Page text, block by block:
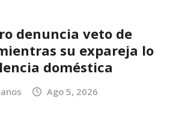
denuncia veto de
su expareja lo
doméstica
Ago 5, 2026